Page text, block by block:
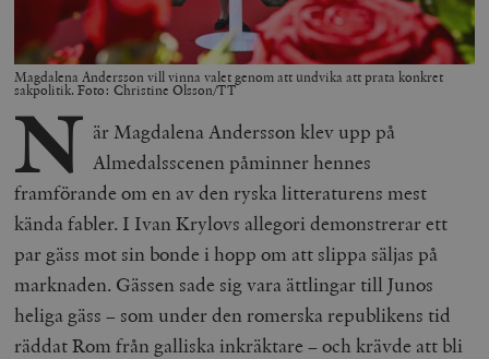
Magdalena Andersson vill vinna valet genom att undvika att prata konkret
sakpolitik. Foto: Christine Olsson/TT
N är Magdalena Andersson klev upp på
Almedalsscenen påminner hennes
framförande om en av den ryska litteraturens mest
kända fabler. I Ivan Krylovs allegori demonstrerar ett
par gäss mot sin bonde i hopp om att slippa säljas på
marknaden. Gässen sade sig vara ättlingar till Junos
heliga gäss – som under den romerska republikens tid
räddat Rom från galliska inkräktare – och krävde att bli